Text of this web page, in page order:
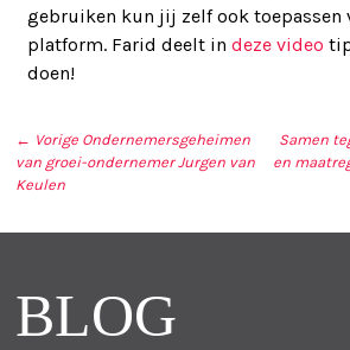
gebruiken kun jij zelf ook toepassen
platform. Farid deelt in deze video
doen!
BERICHT
← VorigeOndernemersgeheimen
van groei-ondernemer Jurgen van
Keulen
Samen
en
BLOG